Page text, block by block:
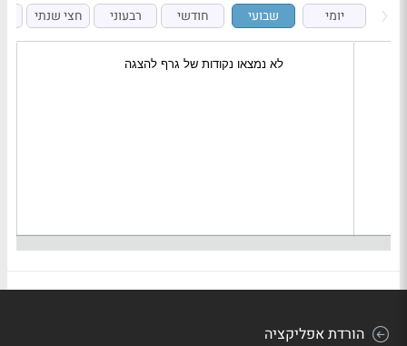
יומי שבועי חודשי רבעוני חצי שנתי
הורדת אפליקציה